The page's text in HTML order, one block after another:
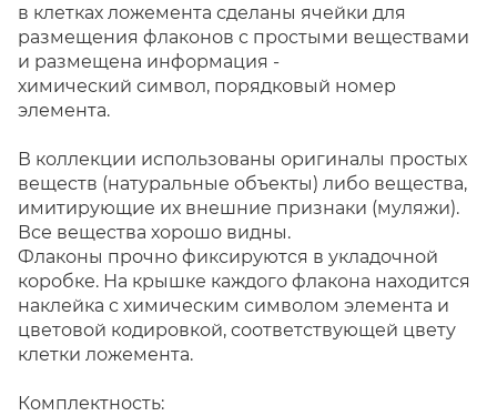
в клетках ложемента сделаны ячейки для
размещения флаконов с простыми веществами
и размещена информация -
химический символ, порядковый номер
элемента.
В коллекции использованы оригиналы простых
веществ (натуральные объекты) либо вещества,
имитирующие их внешние признаки (муляжи).
Все вещества хорошо видны.
Флаконы прочно фиксируются в укладочной
коробке. На крышке каждого флакона находится
наклейка с химическим символом элемента и
цветовой кодировкой, соответствующей цвету
клетки ложемента.
Комплектность: